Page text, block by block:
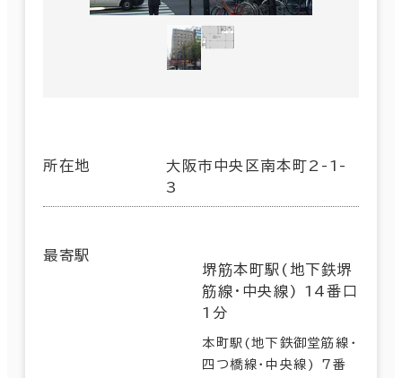
所在地
大阪市中央区南本町2-1-
3
最寄駅
堺筋本町駅(地下鉄堺
筋線･中央線) 14番口
1分
本町駅(地下鉄御堂筋線･
四つ橋線･中央線) 7番